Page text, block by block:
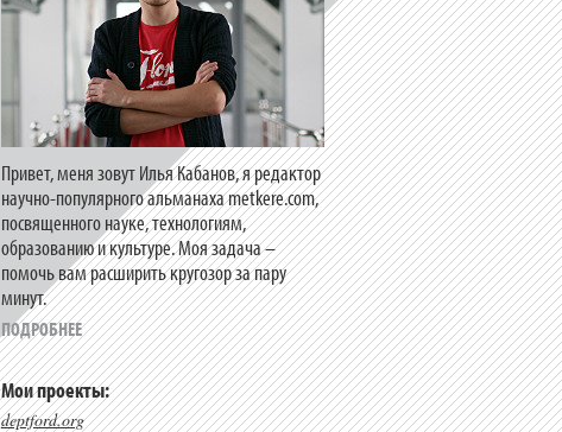
Привет, меня зовут Илья Кабанов, я редактор
научно-популярного альманаха metkere.com,
посвященного науке, технологиям,
образованию и культуре. Моя задача –
помочь вам расширить кругозор за пару
минут.
ПОДРОБНЕЕ
Мои проекты:
deptford.org